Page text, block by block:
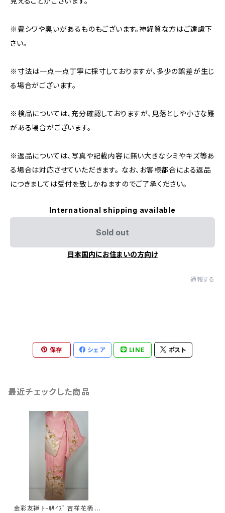
※畳シワや臭いがあるものもございます。神経質な方はご遠慮下
さい。
※寸法は一点一点丁寧に採寸しておりますが、多少の誤差が生じ
る場合がございます。
※検品については、充分確認しておりますが、見落としや小さな難
がある場合がございます。
※返品については、写真や記載内容に無い大きなシミやキズ等あ
る場合は対応させていただきます。 なお、お客様都合による返品
につきましては受付を致しかねますのでご了承ください。
International shipping available
Sold out
日本国内にお住まいの方向け
通報する
保存 シェア LINE ポスト
最近チェックした商品
金彩友禅 ﾄｰﾙｻｲｽﾞ 吉祥花柄 扇